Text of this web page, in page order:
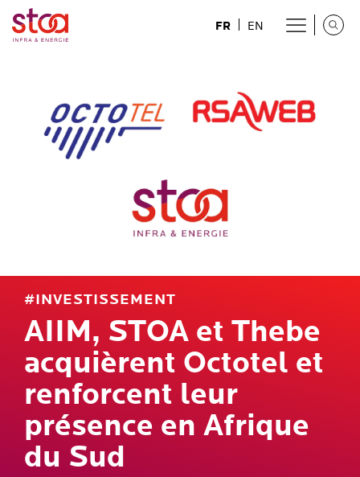
FR EN
#INVESTISSEMENT
AIIM, STOA et Thebe
acquièrent Octotel et
renforcent leur
présence en Afrique
du Sud